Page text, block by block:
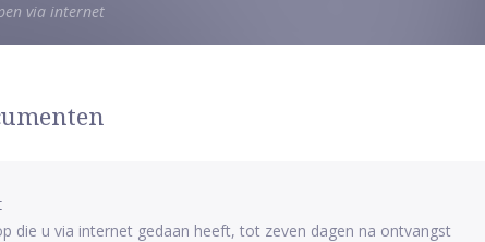
via internet
die u via internet gedaan heeft, tot zeven dagen na ontvangst